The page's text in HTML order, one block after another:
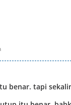
benar. tapi